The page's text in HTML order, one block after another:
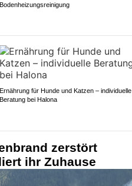
Bodenheizungsreinigung
Ernährung für Hunde und Katzen – individuelle
Beratung bei Halona
zerstört
ihr Zuhause